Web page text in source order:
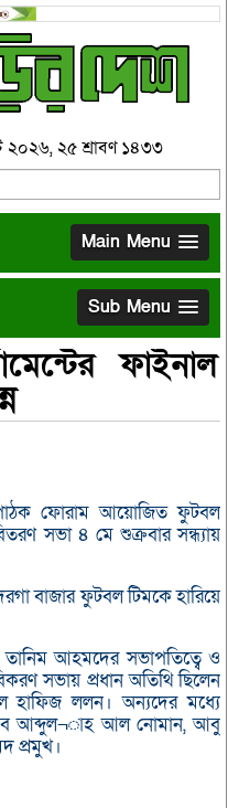
২০২৬, ২৫ শ্রাবণ ১৪৩৩
Main Menu
Sub Menu
ফাইনাল
ফোরাম আয়োজিত ফুটবল
সভা ৪ মে শুক্রবার সন্ধ্যায়
বাজার ফুটবল টিমকে হারিয়ে
আহমদের সভাপতিত্বে ও
সভায় প্রধান অতিথি ছিলেন
হাফিজ ললন। অন্যদের মধ্যে
আব্দুল¬াহ আল নোমান, আবু
প্রমুখ।